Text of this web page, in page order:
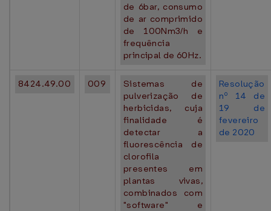
de 6bar, consumo
de ar comprimido
de 100Nm3/h e
frequência
principal de 60Hz.
8424.49.00 009
Sistemas de
pulverização de
herbicidas, cuja
finalidade é
detectar a
fluorescência de
clorofila
presentes em
plantas vivas,
combinados com
"software" e
Resolução
nº 14 de
19 de
fevereiro
de 2020